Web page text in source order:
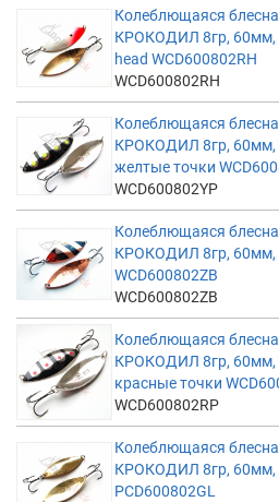
Колеблющаяся блесна
КРОКОДИЛ 8гр, 60мм,
head WCD600802RH
WCD600802RH
Колеблющаяся блесна
КРОКОДИЛ 8гр, 60мм,
желтые точки
WCD600802YP
Колеблющаяся блесна
КРОКОДИЛ 8гр, 60мм,
WCD600802ZB
WCD600802ZB
Колеблющаяся блесна
КРОКОДИЛ 8гр, 60мм,
красные точки
WCD600802RP
Колеблющаяся блесна
КРОКОДИЛ 8гр, 60мм,
PCD600802GL